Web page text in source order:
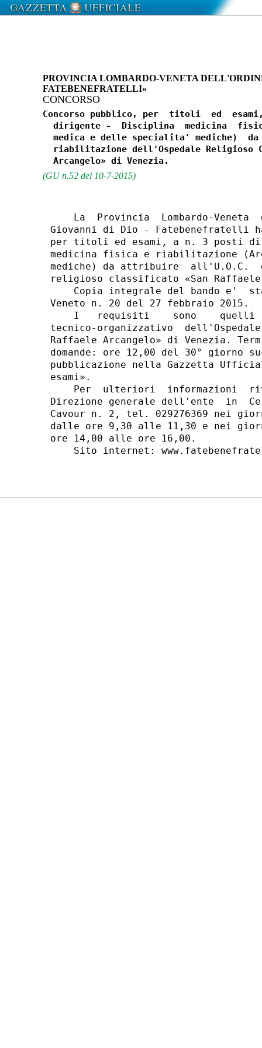
PROVINCIA LOMBARDO-VENETA
FATEBENEFRATELLI»
CONCORSO
Concorso pubblico, per  titoli  ed
dirigente -  Disciplina  medicina
medica e delle specialita' mediche)
riabilitazione dell'Ospedale Religioso
(GU n.52 del 10-7-2015)
La  Provincia  Lombardo-Veneta
Giovanni di Dio - Fatebenefratelli
per titoli ed esami, a n. 3 posti
medicina fisica e riabilitazione
mediche) da attribuire  all'U.O.C.
religioso classificato «San
Copia integrale del bando e'
Veneto n. 20 del 27 febbraio 2015.
I   requisiti    sono    quelli
tecnico-organizzativo
Raffaele Arcangelo» di Venezia.
domande: ore 12,00 del 30° giorno
pubblicazione nella Gazzetta
esami».
Per  ulteriori  informazioni
Direzione generale dell'ente  in
Cavour n. 2, tel. 029276369 nei
dalle ore 9,30 alle 11,30 e nei
ore 14,00 alle ore 16,00.
Sito internet: